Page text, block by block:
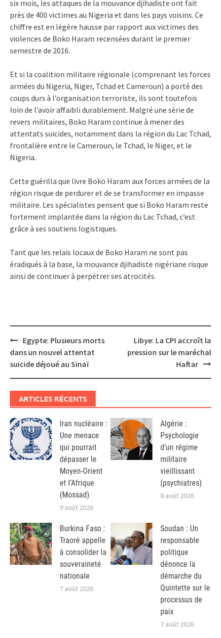
six mois, les attaques de la mouvance djihadiste ont fait
près de 400 victimes au Nigeria et dans les pays voisins. Ce
chiffre est en légère hausse par rapport aux victimes des
violences de Boko Haram recensées durant le premier
semestre de 2016.
Et si la coalition militaire régionale (comprenant les forces
armées du Nigeria, Niger, Tchad et Cameroun) a porté des
coups durs à l’organisation terroriste, ils sont toutefois
loin de l’avoir affaibli durablement. Malgré une série de
revers militaires, Boko Haram continue à mener des
attentats suicides, notamment dans la région du Lac Tchad,
frontalière entre le Cameroun, le Tchad, le Niger, et le
Nigeria.
Cette guérilla que livre Boko Haram aux forces armées de la
région risque de perdurer et de se transformer en impasse
militaire. Les spécialistes pensent que si Boko Haram reste
fortement implantée dans la région du Lac Tchad, c’est
grâce à ses soutiens logistiques.
Tant que les relais locaux de Boko Haram ne sont pas
éradiqués à la base, la mouvance djihadiste nigériane risque
ainsi de continuer à perpétrer ses atrocités.
Post
navigation
Egypte: Plusieurs morts
dans un nouvel attentat
suicide déjoué au Sinaï
Libye: La CPI accroît la
pression sur le maréchal
Haftar
ARTICLES RÉCENTS
Iran nucléaire :
Une menace
qui pourrait
dépasser le
Moyen-Orient
et l’Afrique
(Mossad)
9 août 2026
Algérie :
Psychologie
d’un régime
militaire
vieillissant
(psychiatres)
8 août 2026
Burkina Faso :
Traoré appelle
à consolider la
souveraineté
nationale
7 août 2026
Soudan : Un
responsable
politique
dénonce la
démarche du
Quintette sur le
processus de
paix
7 août 2026